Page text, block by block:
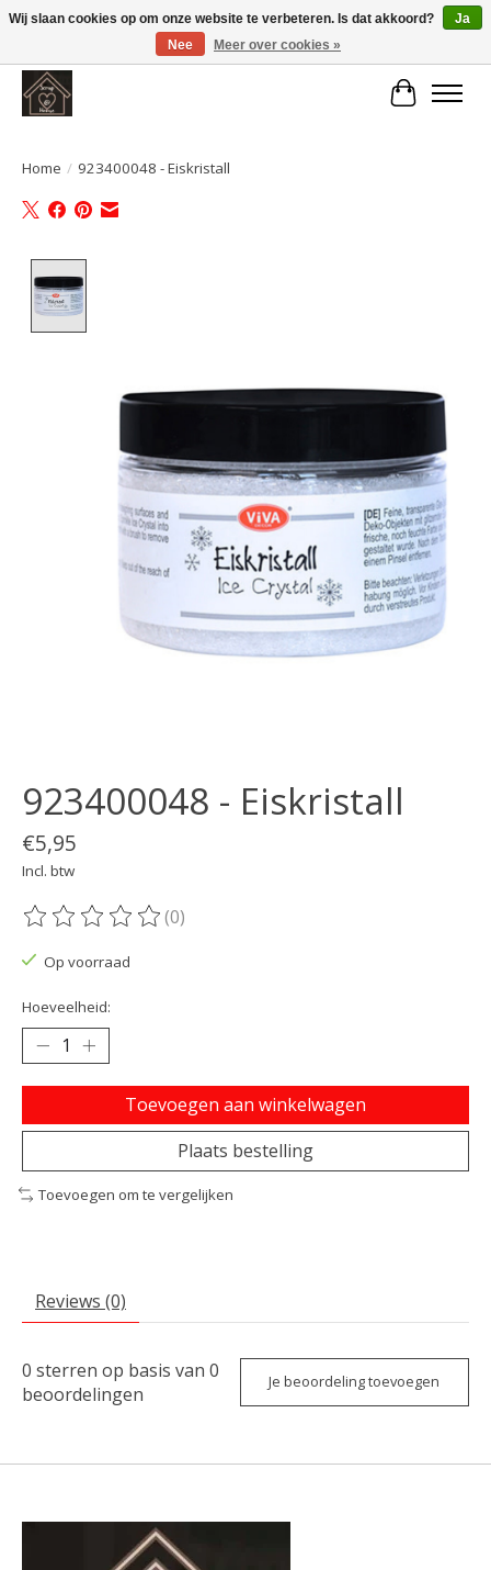
Large selection of products and fast shipping!
Home / 923400048 - Eiskristall
923400048 - Eiskristall
€5,95
Incl. btw
De beoordeling van dit product is
(0)
Op voorraad
Hoeveelheid:
Toevoegen aan winkelwagen
Plaats bestelling
Toevoegen om te vergelijken
Reviews (0)
0 sterren op basis van 0
beoordelingen
Je beoordeling toevoegen
Wij slaan cookies op om onze website te verbeteren. Is dat akkoord?
Ja
Nee
Meer over cookies »